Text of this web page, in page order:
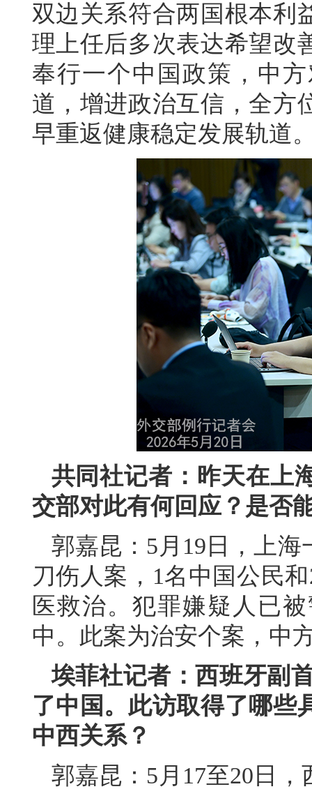
双边关系符合两国根本利
理上任后多次表达希望改
奉行一个中国政策，中
道，增进政治互信，全方
早重返健康稳定发展轨道
共同社记者：昨天在上
交部对此有何回应？是否
郭嘉昆：5月19日，上
刀伤人案，1名中国公民
医救治。犯罪嫌疑人已
中。此案为治安个案，中
埃菲社记者：西班牙副
了中国。此访取得了哪些
中西关系？
郭嘉昆：5月17至20日